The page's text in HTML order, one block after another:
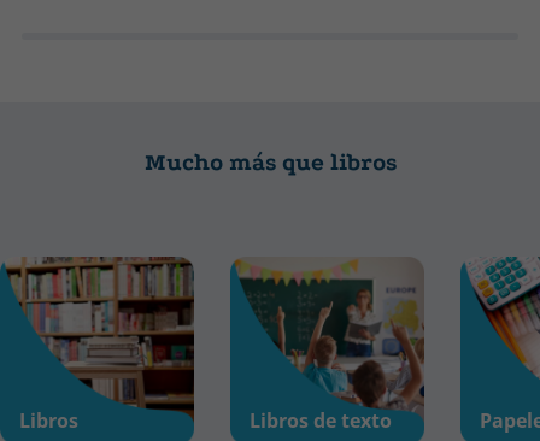
Mucho más que libros
Libros Libros de texto